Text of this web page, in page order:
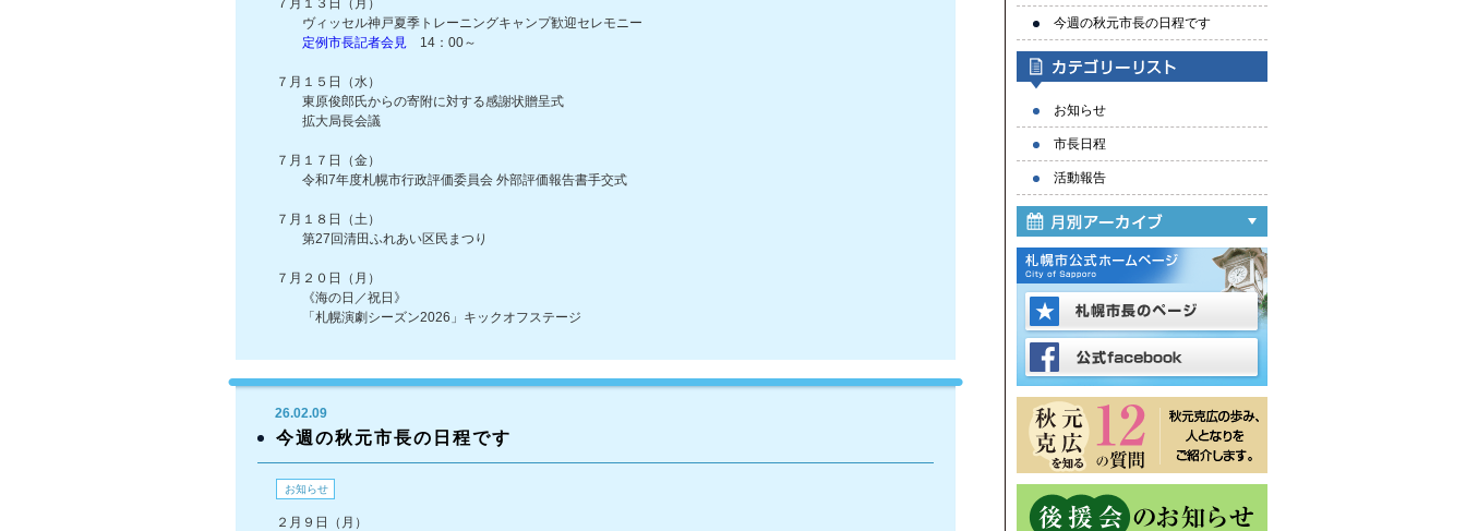
７月１３日（月）
ヴィッセル神戸夏季トレーニングキャンプ歓迎セレモニー
定例市長記者会見 14：00～
７月１５日（水）
東原俊郎氏からの寄附に対する感謝状贈呈式
拡大局長会議
７月１７日（金）
令和7年度札幌市行政評価委員会 外部評価報告書手交式
７月１８日（土）
第27回清田ふれあい区民まつり
７月２０日（月）
《海の日／祝日》
「札幌演劇シーズン2026」キックオフステージ
26.02.09
今週の秋元市長の日程です
お知らせ
２月９日（月）
今週の秋元市長の日程です
お知らせ
市長日程
活動報告